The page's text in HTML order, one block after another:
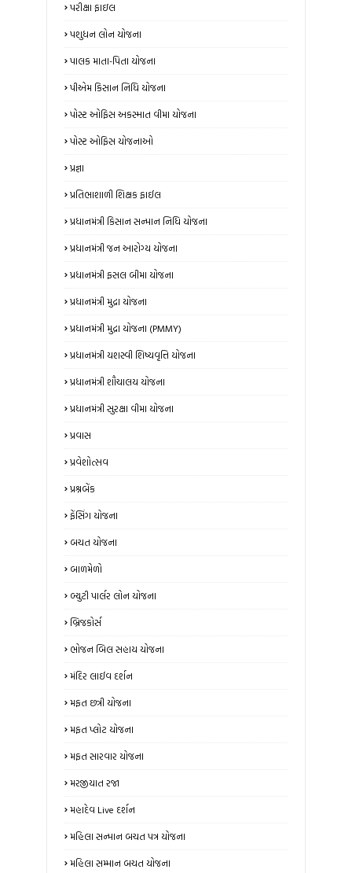
પરીક્ષા ફાઇલ
પશુધન લોન યોજના
પાલક માતા-પિતા યોજના
પીએમ કિસાન નિધિ યોજના
પોસ્ટ ઓફિસ અકસ્માત વીમા યોજના
પોસ્ટ ઓફિસ યોજનાઓ
પ્રજ્ઞા
પ્રતિભાશાળી શિક્ષક ફાઈલ
પ્રધાનમંત્રી કિસાન સન્માન નિધિ યોજના
પ્રધાનમંત્રી જન આરોગ્ય યોજના
પ્રધાનમંત્રી ફસલ બીમા યોજના
પ્રધાનમંત્રી મુદ્રા યોજના
પ્રધાનમંત્રી મુદ્રા યોજના (PMMY)
પ્રધાનમંત્રી યશસ્વી શિષ્યવૃત્તિ યોજના
પ્રધાનમંત્રી શૌચાલય યોજના
પ્રધાનમંત્રી સુરક્ષા વીમા યોજના
પ્રવાસ
પ્રવેશોત્સવ
પ્રશ્નબેંક
ફેંસિંગ યોજના
બચત યોજના
બાળમેળો
બ્યુટી પાર્લર લોન યોજના
બ્રિજકોર્સ
ભોજન બિલ સહાય યોજના
મંદિર લાઈવ દર્શન
મફત છત્રી યોજના
મફત પ્લોટ યોજના
મફત સારવાર યોજના
મરજીયાત રજા
મહાદેવ Live દર્શન
મહિલા સન્માન બચત પત્ર યોજના
મહિલા સમ્માન બચત યોજના